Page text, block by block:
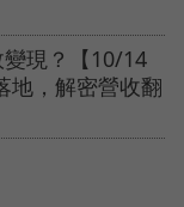
現？【10/14
地，解密營收翻